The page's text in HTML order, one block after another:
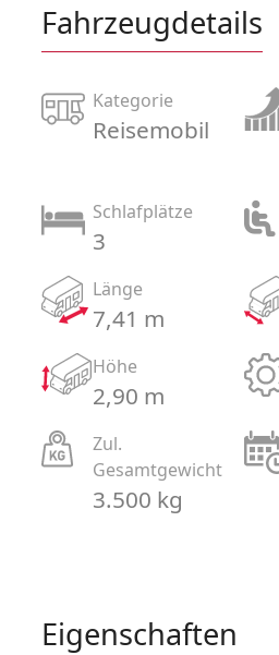
Fahrzeugdetails
Kategorie
Reisemobil
Schlafplätze
3
Länge
7,41 m
Höhe
2,90 m
Zul.
Gesamtgewicht
3.500 kg
Eigenschaften